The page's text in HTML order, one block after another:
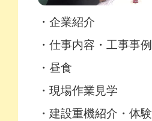
・企業紹介
・仕事内容・工事事例
・昼食
・現場作業見学
・建設重機紹介・体験